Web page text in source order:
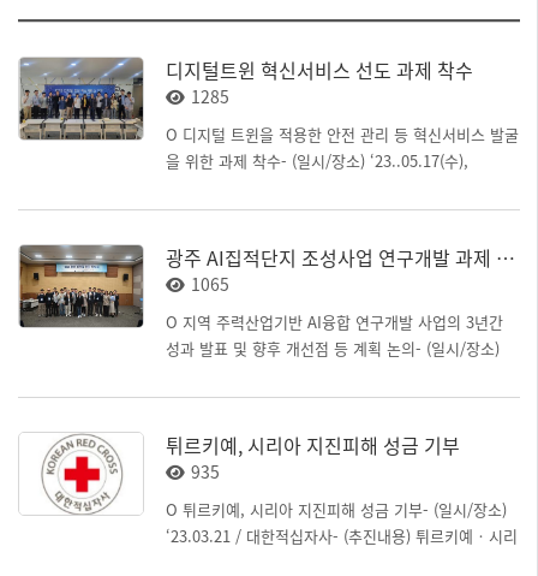
택
택
력
하
실
수
있
다
디지털트윈 혁신서비스 선도 과제 착수
1285
O 디지털 트윈을 적용한 안전 관리 등 혁신서비스 발굴
을 위한 과제 착수- (일시/장소) ‘23..05.17(수),
시설 및 제조기업(제조공장) 대상 디지털 트윈 기반 안
확보 및 운영 효율성 강화- (추진내용) 공모를 통해 선
정된 4개 과제별 의료시설 및 제조기업의 안전·운영 효
율 확보를 위한 디지털 트윈 적용 특화서비스 발굴 계
획 등 공유
광주 AI집적단지 조성사업 연구개발 과제 성과 확산 방안 수립을 위한 간담회
1065
O 지역 주력산업기반 AI융합 연구개발 사업의 3년간
성과 발표 및 향후 개선점 등 계획 논의- (일시/장소)
305호- (추진목표) 지난 3년간의 AI산업융합형 RD과제
사업의 성과를 확산하기 위한 운영 방향 수립- (추진내
용) 연구개발 중 발생하는 애로사항(지역 한계 등) 수
렴, 글로벌 진출 등 성과확산 지원 방안 논의, 연속성
확보를 위한 후속 과제 기획 의견수렴 등
튀르키예, 시리아 지진피해 성금 기부
935
O 튀르키예, 시리아 지진피해 성금 기부- (일시/장소)
‘23.03.21 / 대한적십자사- (추진내용) 튀르키예‧시리